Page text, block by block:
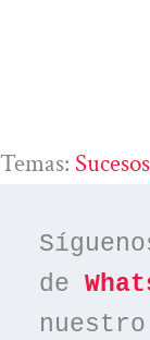
Temas: Sucesos
de
nuestro